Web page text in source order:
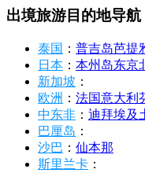
出境旅游目的地导航
泰国 ： 普吉岛芭提
日本 ： 本州岛东京
新加坡 ：
欧洲 ： 法国意大利
中东非 ： 迪拜埃及
巴厘岛 ：
沙巴 ： 仙本那
斯里兰卡 ：